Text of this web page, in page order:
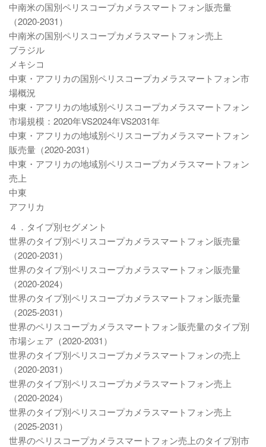
中南米の国別ペリスコープカメラスマートフォン販売量
（2020-2031）
中南米の国別ペリスコープカメラスマートフォン売上
ブラジル
メキシコ
中東・アフリカの国別ペリスコープカメラスマートフォン市
場概況
中東・アフリカの地域別ペリスコープカメラスマートフォン
市場規模：2020年VS2024年VS2031年
中東・アフリカの地域別ペリスコープカメラスマートフォン
販売量（2020-2031）
中東・アフリカの地域別ペリスコープカメラスマートフォン
売上
中東
アフリカ
４．タイプ別セグメント
世界のタイプ別ペリスコープカメラスマートフォン販売量
（2020-2031）
世界のタイプ別ペリスコープカメラスマートフォン販売量
（2020-2024）
世界のタイプ別ペリスコープカメラスマートフォン販売量
（2025-2031）
世界のペリスコープカメラスマートフォン販売量のタイプ別
市場シェア（2020-2031）
世界のタイプ別ペリスコープカメラスマートフォンの売上
（2020-2031）
世界のタイプ別ペリスコープカメラスマートフォン売上
（2020-2024）
世界のタイプ別ペリスコープカメラスマートフォン売上
（2025-2031）
世界のペリスコープカメラスマートフォン売上のタイプ別市